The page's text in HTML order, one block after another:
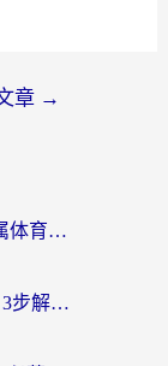
章 →
国外怎么看CBA比赛？海外党专属体育直播指南，告别地区限制看球自由
国外看芒果tv总卡？留学生亲测：3步解决地域限制+流畅追剧攻略